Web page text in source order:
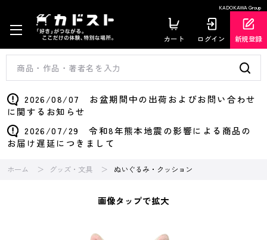
KADOKAWA Group
カート ログイン 新規登録
2026/08/07 お盆期間中の出荷およびお問い合わせ
に関するお知らせ
2026/07/29 令和8年熊本地震の影響による商品の
お届け遅延につきまして
ホーム グッズ・文具 ぬいぐるみ・クッション
画像タップで拡大